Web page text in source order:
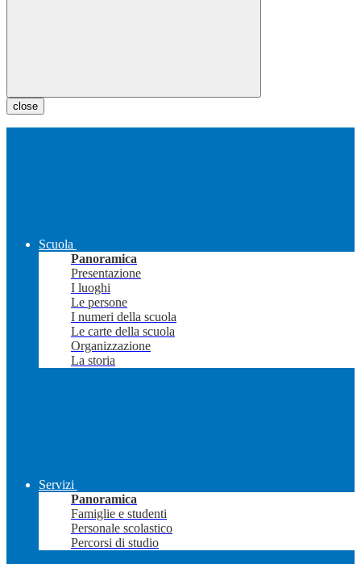
close
Scuola
Panoramica
Presentazione
I luoghi
Le persone
I numeri della scuola
Le carte della scuola
Organizzazione
La storia
Servizi
Panoramica
Famiglie e studenti
Personale scolastico
Percorsi di studio